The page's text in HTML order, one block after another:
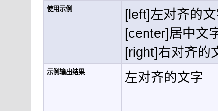
使用示例
[left]左对齐的
[center]居中文
[right]右对齐的
示例输出结果 左对齐的文字